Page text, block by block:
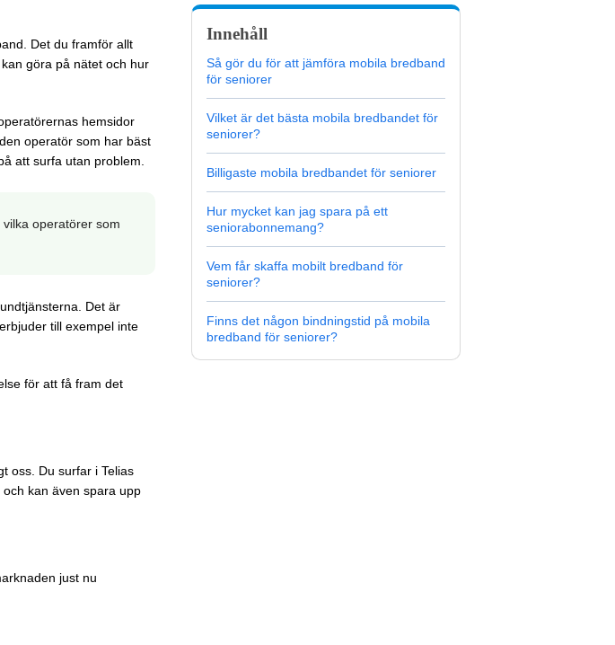
Innehåll
Så gör du för att jämföra mobila bredband
för seniorer
Vilket är det bästa mobila bredbandet för
seniorer?
Billigaste mobila bredbandet för seniorer
Hur mycket kan jag spara på ett
seniorabonnemang?
Vem får skaffa mobilt bredband för
seniorer?
Finns det någon bindningstid på mobila
bredband för seniorer?
Det du framför allt
göra på nätet och hur
hemsidor
operatör som har bäst
att surfa utan problem.
operatörer som
Det är
till exempel inte
för att få fram det
oss. Du surfar i Telias
kan även spara upp
just nu